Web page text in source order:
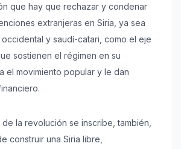
que hay que rechazar y condenar
extranjeras en Siria, ya sea
y saudí-catari, como el eje
sostienen el régimen en su
el movimiento popular y le dan
la revolución se inscribe, también,
construir una Siria libre,